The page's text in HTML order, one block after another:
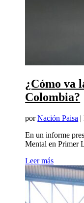
¿Cómo va
Colombia?
porNación Paisa |
En un informe
Mental en Primer
Leer más